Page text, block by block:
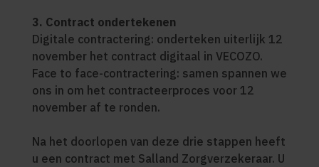
3. Contract ondertekenen
Digitale contractering: onderteken uiterlijk 12
november het contract digitaal in VECOZO.
Face to face-contractering: samen spannen we
ons in om het contracteerproces voor 12
november af te ronden.
Na het doorlopen van deze drie stappen heeft
u een contract met Salland Zorgverzekeraar. U